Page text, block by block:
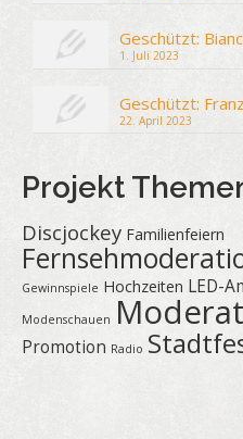
Geschützt:
1. Juli 2023
Geschützt:
22. April 2023
Projekt
Discjockey Familienfeiern
Gewinnspiele Hochzeiten LED-
Modenschauen
Promotion Radio